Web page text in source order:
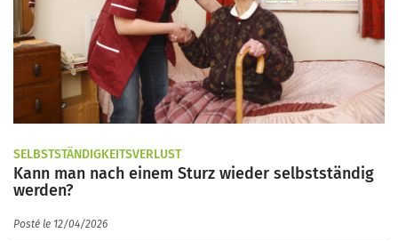
SELBSTSTÄNDIGKEITSVERLUST
Kann man nach einem Sturz wieder selbstständig
werden?
Posté le 12/04/2026